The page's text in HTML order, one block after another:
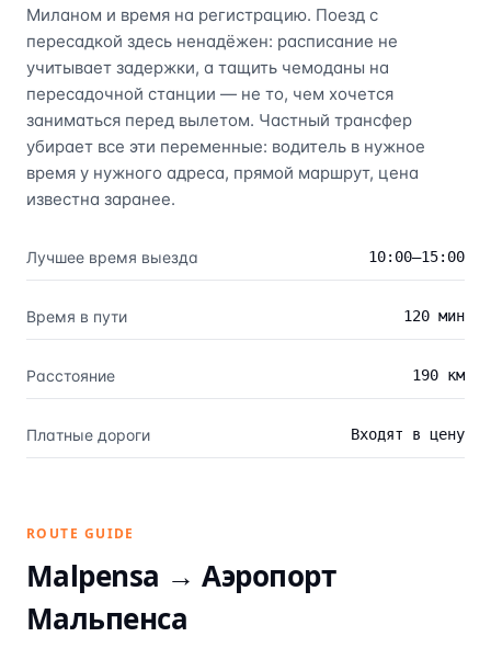
Миланом и время на регистрацию. Поезд с
пересадкой здесь ненадёжен: расписание не
учитывает задержки, а тащить чемоданы на
пересадочной станции — не то, чем хочется
заниматься перед вылетом. Частный трансфер
убирает все эти переменные: водитель в нужное
время у нужного адреса, прямой маршрут, цена
известна заранее.
Лучшее время выезда 10:00–15:00
Время в пути 120 мин
Расстояние 190 км
Платные дороги Входят в цену
ROUTE GUIDE
Malpensa →Аэропорт
Мальпенса